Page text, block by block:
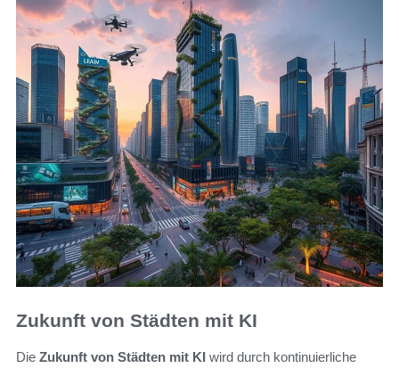
Zukunft von Städten mit KI
Die Zukunft von Städten mit KI wird durch kontinuierliche